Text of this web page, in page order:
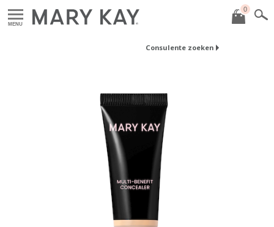
MENU
0
Consulente zoeken